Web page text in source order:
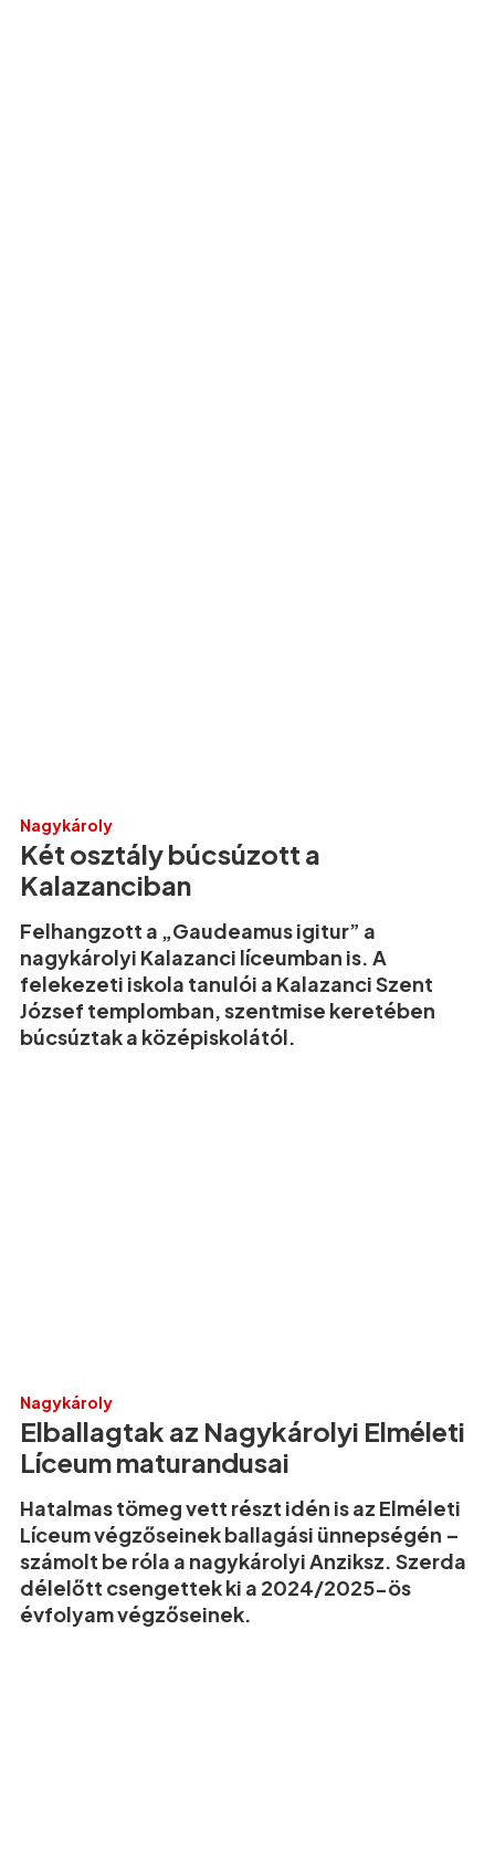
Nagykároly
Két osztály búcsúzott a
Kalazanciban
Felhangzott a „Gaudeamus igitur” a
nagykárolyi Kalazanci líceumban is. A
felekezeti iskola tanulói a Kalazanci Szent
József templomban, szentmise keretében
búcsúztak a középiskolától.
Nagykároly
Elballagtak az Nagykárolyi Elméleti
Líceum maturandusai
Hatalmas tömeg vett részt idén is az Elméleti
Líceum végzőseinek ballagási ünnepségén –
számolt be róla a nagykárolyi Anziksz. Szerda
délelőtt csengettek ki a 2024/2025-ös
évfolyam végzőseinek.